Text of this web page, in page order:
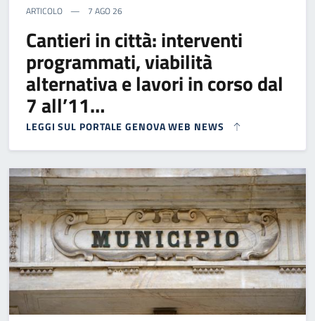
ARTICOLO 7 AGO 26
Cantieri in città: interventi
programmati, viabilità
alternativa e lavori in corso dal
7 all’11…
LEGGI SUL PORTALE GENOVA WEB NEWS